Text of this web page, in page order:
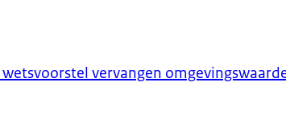
vervangen